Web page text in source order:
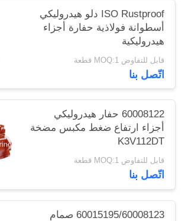
ISO Rustproof دلو هيدروليكي
أسطوانة فولاذية حفارة أجزاء
هيدروليكية
قابل للتفاوض MOQ:1 قطعة
اتّصل بنا
60008122 حفار هيدروليكي
أجزاء ارتفاع ضغط مكبس مضخة
K3V112DT
قابل للتفاوض MOQ:1 قطعة
اتّصل بنا
60015195/60008123 صمام